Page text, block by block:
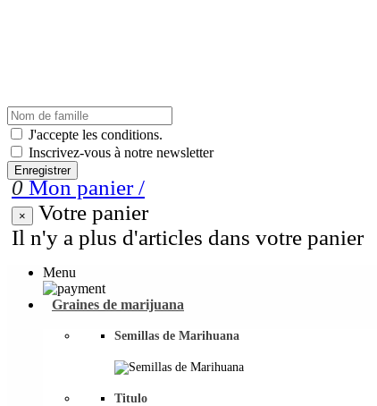
J'accepte les conditions.
Inscrivez-vous à notre newsletter
Enregistrer
0 Mon panier/
×
Votre panier
Il n'y a plus d'articles dans votre panier
Menu
Graines de marijuana
Semillas de Marihuana
Titulo